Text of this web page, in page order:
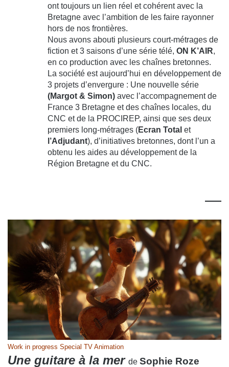
ont toujours un lien réel et cohérent avec la
Bretagne avec l’ambition de les faire rayonner
hors de nos frontières.
Nous avons abouti plusieurs court-métrages de
fiction et 3 saisons d’une série télé, ON K’AIR,
en co production avec les chaînes bretonnes.
La société est aujourd’hui en développement de
3 projets d’envergure : Une nouvelle série
(Margot & Simon) avec l’accompagnement de
France 3 Bretagne et des chaînes locales, du
CNC et de la PROCIREP, ainsi que ses deux
premiers long-métrages (Ecran Total et
l’Adjudant), d’initiatives bretonnes, dont l’un a
obtenu les aides au développement de la
Région Bretagne et du CNC.
—
Work in progress Special TV Animation
Une guitare à la mer de Sophie Roze